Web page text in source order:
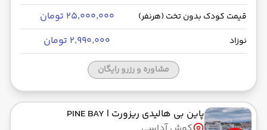
قیمت کودک بدون تخت (هرنفر) ۲۵٬۰۰۰٬۰۰۰ تومان
نوزاد ۲٬۹۹۰٬۰۰۰ تومان
مشاوره و رزرو رایگان
پاین بی هالیدی ریزورت | PINE BAY